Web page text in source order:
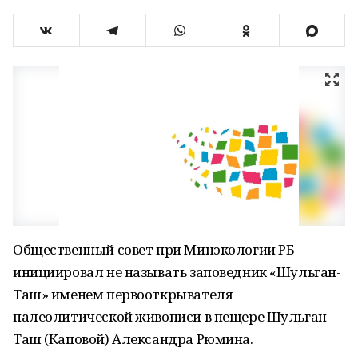
Общественный совет при Минэкологии РБ
инициировал не называть заповедник «Шульган-
Таш» именем первооткрывателя
палеолитической живописи в пещере Шульган-
Таш (Каповой) Александра Рюмина.